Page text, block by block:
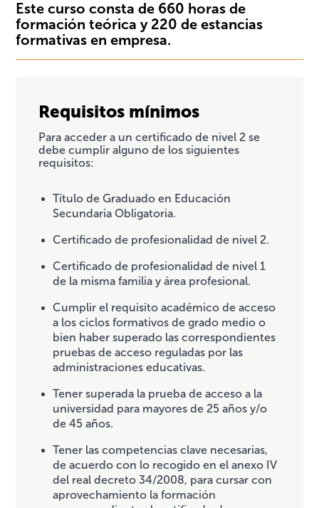
Este curso consta de 660 horas de
formación teórica y 220 de estancias
formativas en empresa.
Requisitos mínimos
Para acceder a un certificado de nivel 2 se
debe cumplir alguno de los siguientes
requisitos:
Título de Graduado en Educación
Secundaria Obligatoria.
Certificado de profesionalidad de nivel 2.
Certificado de profesionalidad de nivel 1
de la misma familia y área profesional.
Cumplir el requisito académico de acceso
a los ciclos formativos de grado medio o
bien haber superado las correspondientes
pruebas de acceso reguladas por las
administraciones educativas.
Tener superada la prueba de acceso a la
universidad para mayores de 25 años y/o
de 45 años.
Tener las competencias clave necesarias,
de acuerdo con lo recogido en el anexo IV
del real decreto 34/2008, para cursar con
aprovechamiento la formación